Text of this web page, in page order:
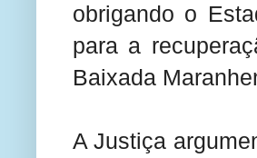
obrigando o
para a
Baixada
A Justiça